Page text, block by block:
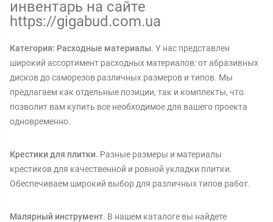
инвентарь на сайте
https://gigabud.com.ua
Категория: Расходные материалы. У нас представлен
широкий ассортимент расходных материалов: от абразивных
дисков до саморезов различных размеров и типов. Мы
предлагаем как отдельные позиции, так и комплекты, что
позволит вам купить все необходимое для вашего проекта
одновременно.
Крестики для плитки. Разные размеры и материалы
крестиков для качественной и ровной укладки плитки.
Обеспечиваем широкий выбор для различных типов работ.
Малярный инструмент. В нашем каталоге вы найдете